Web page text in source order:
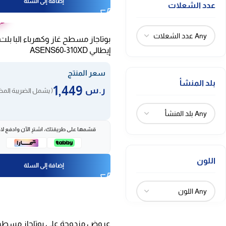
عدد الشعلات
بلد المنشأ
اللون
بوتاجاز مسطح غاز وكهرباء البا
إيطالي ASENS60-310XD
سعر المنتج
ر.س ( يشمل الضريبة
قسّمها على طريقتك، اشترِ الآن وادفع
إضافة إلى السلة
عروض مزدوجة على بوتاجاز مسطح